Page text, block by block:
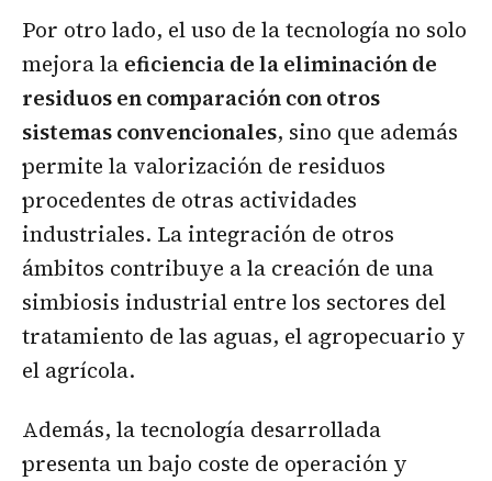
Por otro lado, el uso de la tecnología no solo
mejora la eficiencia de la eliminación de
residuos en comparación con otros
sistemas convencionales, sino que además
permite la valorización de residuos
procedentes de otras actividades
industriales. La integración de otros
ámbitos contribuye a la creación de una
simbiosis industrial entre los sectores del
tratamiento de las aguas, el agropecuario y
el agrícola.
Además, la tecnología desarrollada
presenta un bajo coste de operación y